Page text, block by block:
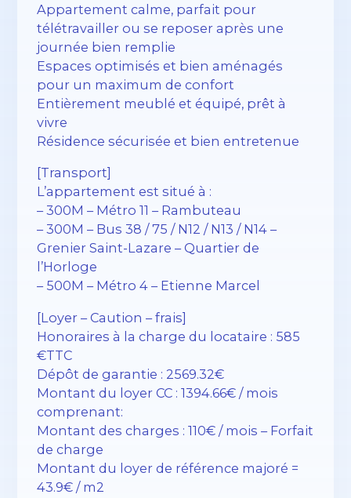
Appartement calme, parfait pour
télétravailler ou se reposer après une
journée bien remplie
Espaces optimisés et bien aménagés
pour un maximum de confort
Entièrement meublé et équipé, prêt à
vivre
Résidence sécurisée et bien entretenue
[Transport]
L’appartement est situé à :
– 300M – Métro 11 – Rambuteau
– 300M – Bus 38 / 75 / N12 / N13 / N14 –
Grenier Saint-Lazare – Quartier de
l’Horloge
– 500M – Métro 4 – Etienne Marcel
[Loyer – Caution – frais]
Honoraires à la charge du locataire : 585
€TTC
Dépôt de garantie : 2569.32€
Montant du loyer CC : 1394.66€ / mois
comprenant:
Montant des charges : 110€ / mois – Forfait
de charge
Montant du loyer de référence majoré =
43.9€ / m2